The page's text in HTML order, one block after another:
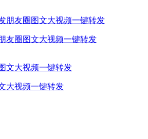
友圈图文大视频一键转发
大视频一键转发